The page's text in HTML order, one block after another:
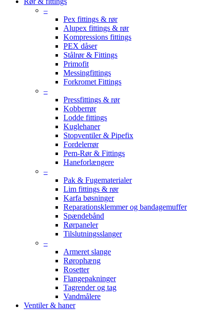
–
Pex fittings & rør
Alupex fittings & rør
Kompressions fittings
PEX dåser
Stålrør & Fittings
Primofit
Messingfittings
Forkromet Fittings
–
Pressfittings & rør
Kobberrør
Lodde fittings
Kuglehaner
Stopventiler & Pipefix
Fordelerrør
Pem-Rør & Fittings
Haneforlængere
–
Pak & Fugematerialer
Lim fittings & rør
Karfa bøsninger
Reparationsklemmer og bandagemuffer
Spændebånd
Rørpaneler
Tilslutningsslanger
–
Armeret slange
Rørophæng
Rosetter
Flangepakninger
Tagrender og tag
Vandmålere
Ventiler & haner